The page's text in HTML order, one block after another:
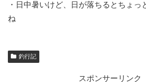
・日中暑いけど、日が落ちるとちょっ
ね
釣行記
スポンサーリンク